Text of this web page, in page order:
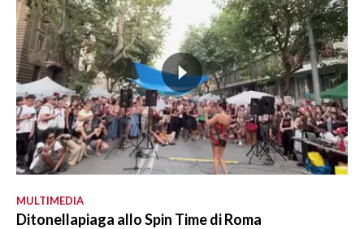
MULTIMEDIA
Ditonellapiaga allo Spin Time di Roma